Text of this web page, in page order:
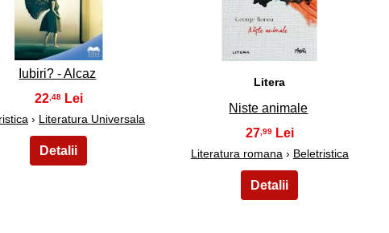
Iubiri? - Alcaz
22 ,48
› Literatura Universala
Litera
Niste animale
27,99
Literatura romana› Beletristica